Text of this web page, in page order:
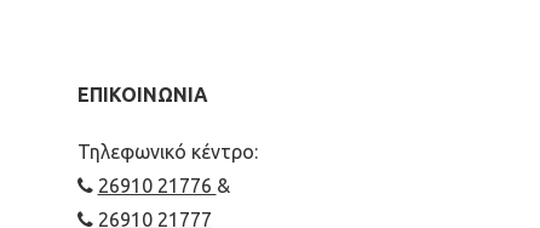
ΕΠΙΚΟΙΝΩΝΙΑ
Τηλεφωνικό κέντρο:
26910 21776 &
26910 21777